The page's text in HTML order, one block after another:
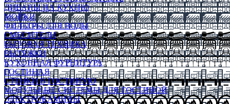
ДИВАНЫ НА КУХНЮ
МОЙКИ
ФИЛЬТРЫ ДЛЯ ВОДЫ
СМЕСИТЕЛИ
БЫТОВАЯ ТЕХНИКА
ВЫТЯЖКИ
КУХОННАЯ ФУРНИТУРА
ГОСТИНАЯ
СТЕНКИ В ГОСТИНУЮ
МОДУЛЬНЫЕ СИСТЕМЫ ДЛЯ ГОСТИНОЙ
ЭЛЕКТРОКАМИНЫ